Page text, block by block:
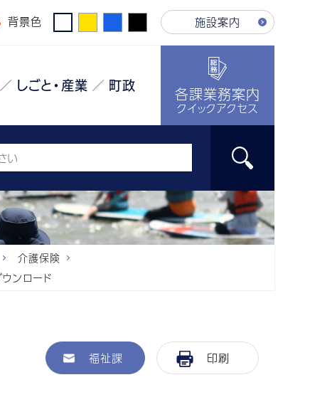
背景色 施設案内
しごと・産業 町政 各課業務案内
クイックアクセス
介護保険
ンロード
福祉課 印刷